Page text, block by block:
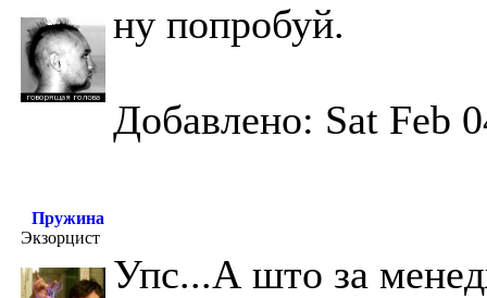
ну попробуй.
Добавлено: Sat Feb
Пружина
Экзорцист
Упс...А што за